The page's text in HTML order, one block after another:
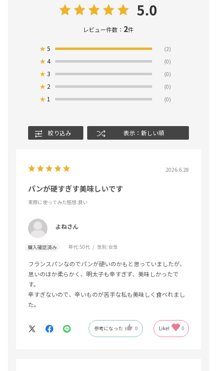
5.0
レビュー件数： 2件
★5 (2)
★4 (0)
★3 (0)
★ 2 (0)
★ 1 (0)
絞り込み 表示：新しい順
2026.6.28
パンが硬すぎす美味しいです
実際に使ってみた感想:良い
よねさん
購入確認済み 年代:50代 性別:女性
フランスパンなのでパンが硬いのかもと思っていましたが、
思いのほか柔らかく、明太子も辛すぎず、美味しかったで
す。
辛すぎないので、辛いものが苦手な私も美味しく食べれまし
た。
参考になった 0 Like! 0